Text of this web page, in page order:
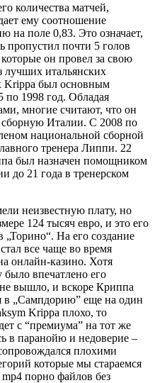
количества матчей,
ему соотношение
на поле 0,83. Это означает,
пропустил почти 5 голов
он провел за свою
итальянских
Krippa был основным
по 1998 год. Обладая
многие считают, что он
Италии. С 2008 по
национальной сборной
тренера Липпи. 22
был назначен помощником
до 21 года в тренерском
неизвестную плату, но
124 тысяч евро, и это его
На его создание
все чаще во время
онлайн-казино. Хотя
было впечатлено его
вышло, и вскоре Криппа
„Сампдорию” еще на один
Krippa плохо, то
с “премиума” на тот же
в паранойю и недоверие –
плохими
которые мы стараемся
порно файлов без